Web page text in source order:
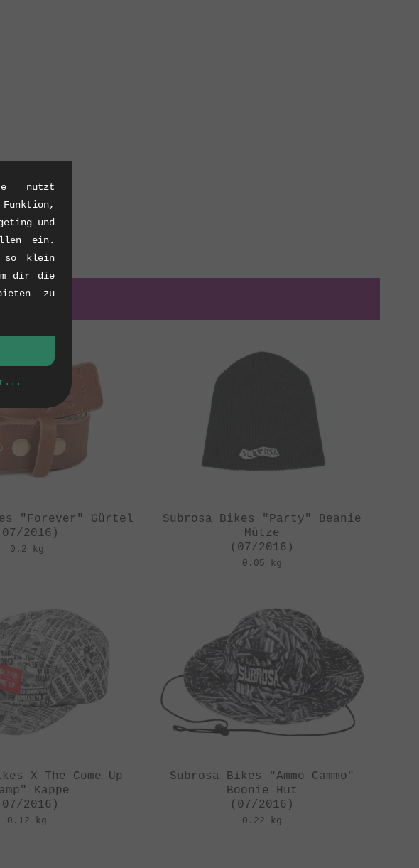
"Forever" Gürtel
2016)
0.2 kg
Subrosa Bikes "Party" Beanie
Mütze
(07/2016)
0.05 kg
X The Come Up
Kappe
2016)
0.12 kg
Subrosa Bikes "Ammo Cammo"
Boonie Hut
(07/2016)
0.22 kg
nutzt
und
ein.
so klein
dir die
zu